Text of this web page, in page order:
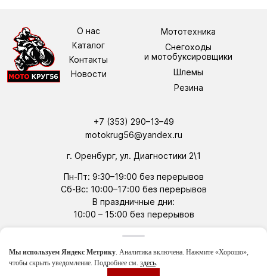
Мы используем Яндекс Метрику. Аналитика включена. Нажмите «Хорошо»,
чтобы скрыть уведомление. Подробнее см. здесь.
О нас
Каталог
Контакты
Новости
Мототехника
Снегоходы
и мотобуксировщики
Шлемы
Резина
+7 (353) 290–13–49
motokrug56@yandex.ru
г. Оренбург, ул. Диагностики 2\1
Пн-Пт: 9:30–19:00 без перерывов
Сб-Вс: 10:00–17:00 без перерывов
В праздничные дни:
10:00 –15:00 без перерывов
tg wa
Политика конфиденциальности